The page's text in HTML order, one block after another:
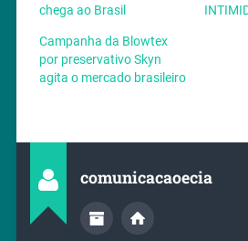
chega ao Brasil
Campanha da Blowtex
por preservativo Skyn
agita o mercado brasileiro
comunicacaoecia